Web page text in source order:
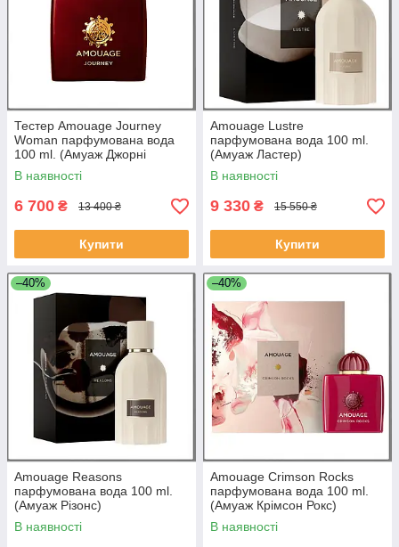
Тестер Amouage Journey
Woman парфумована вода
100 ml. (Амуаж Джорні
Вумен)
В наявності
6 700 ₴ 13 400 ₴
Купити
Amouage Lustre
парфумована вода 100 ml.
(Амуаж Ластер)
В наявності
9 330 ₴ 15 550 ₴
Купити
–40%
Amouage Reasons
парфумована вода 100 ml.
(Амуаж Різонс)
В наявності
–40%
Amouage Crimson Rocks
парфумована вода 100 ml.
(Амуаж Крімсон Рокс)
В наявності